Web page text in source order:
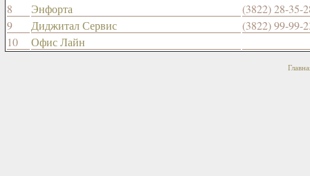
8
Энфорта
(3822) 28-35-
9
Диджитал Сервис
(3822) 99-99-
10
Офис Лайн